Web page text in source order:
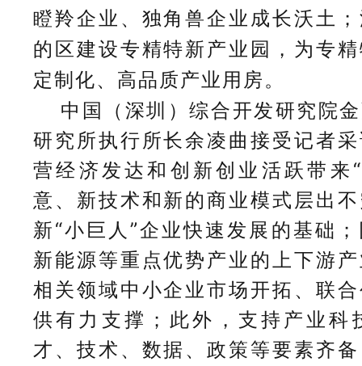
瞪羚企业、独角兽企业成长沃土
的区建设专精特新产业园，为专
定制化、高品质产业用房。
中国（深圳）综合开发研究院
研究所执行所长余凌曲接受记者
营经济发达和创新创业活跃带来
意、新技术和新的商业模式层出
新“小巨人”企业快速发展的基础
新能源等重点优势产业的上下游
相关领域中小企业市场开拓、联
供有力支撑；此外，支持产业科
才、技术、数据、政策等要素齐